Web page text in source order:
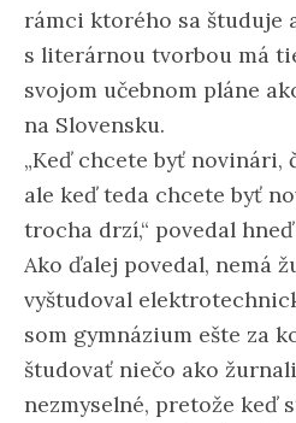
rámci ktorého sa študuje
s literárnou tvorbou má
svojom učebnom pláne
na Slovensku.
„Keď chcete byť novinári,
ale keď teda chcete byť
trocha drzí,“ povedal
Ako ďalej povedal, nemá
vyštudoval
som gymnázium ešte za
študovať niečo ako
nezmyselné, pretože keď